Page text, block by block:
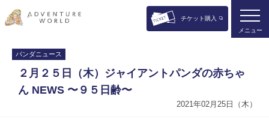
チケット購入
メニュー
パンダニュース
２月２５日（木）ジャイアントパンダの赤ちゃ
ん NEWS 〜９５日齢〜
2021年02月25日（木）